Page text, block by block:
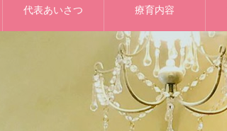
代表あいさつ 療育内容